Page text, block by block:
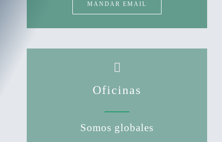
MANDAR EMAIL
Oficinas
Somos globales